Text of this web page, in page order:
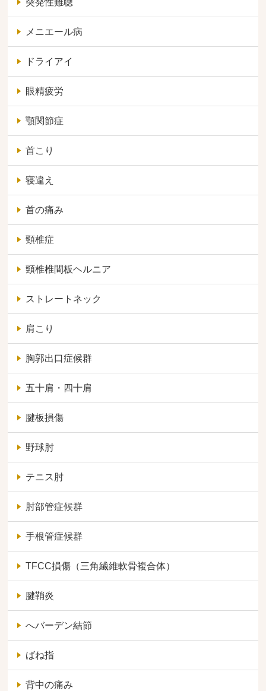
突発性難聴
メニエール病
ドライアイ
眼精疲労
顎関節症
首こり
寝違え
首の痛み
頸椎症
頸椎椎間板ヘルニア
ストレートネック
肩こり
胸郭出口症候群
五十肩・四十肩
腱板損傷
野球肘
テニス肘
肘部管症候群
手根管症候群
TFCC損傷（三角繊維軟骨複合体）
腱鞘炎
へバーデン結節
ばね指
背中の痛み